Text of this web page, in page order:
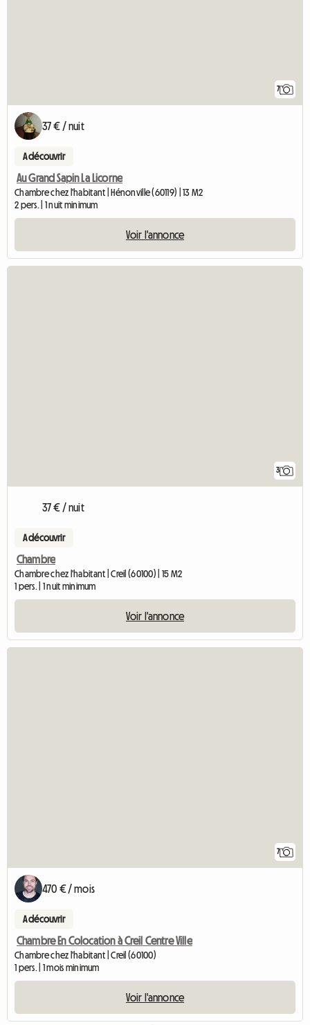
7
37 € / nuit
A découvrir
Au Grand Sapin La Licorne
Chambre chez l'habitant | Hénonville (60119) | 13 M2
2 pers. | 1 nuit minimum
Voir l'annonce
3
37 € / nuit
A découvrir
Chambre
Chambre chez l'habitant | Creil (60100) | 15 M2
1 pers. | 1 nuit minimum
Voir l'annonce
7
470 € / mois
A découvrir
Chambre En Colocation à Creil Centre Ville
Chambre chez l'habitant | Creil (60100)
1 pers. | 1 mois minimum
Voir l'annonce